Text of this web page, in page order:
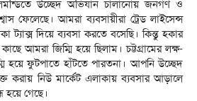
উচ্ছেদ অভিযান চালানোয় জনগণ ও
ফেলেছে। আমরা ব্যবসায়ীরা ট্রেড লাইসেন্স
ট্যাক্স দিয়ে ব্যবসা করতে বসেছি। কিন্তু হকার
আমরা জিম্মি হয়ে ছিলাম। চট্টগ্রামের লক্ষ-
হয়ে ফুটপাতে হাঁটতে পারতনা। আপনি উচ্ছেদ
করায় নিউ মার্কেট এলাকায় ব্যবসার আড়ালে
হয়ে গেছে।